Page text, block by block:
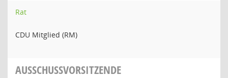
Rat
CDU Mitglied (RM)
AUSSCHUSSVORSITZENDE